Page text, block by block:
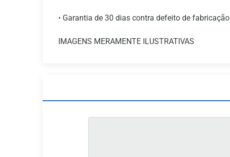
• Garantia de 30 dias contra defeito de fabricação
IMAGENS MERAMENTE ILUSTRATIVAS